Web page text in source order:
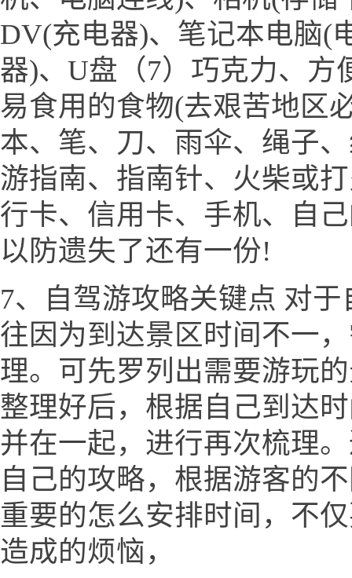
DV(充电器)、笔记本电脑(
器)、U盘（7）巧克力、方
易食用的食物(去艰苦地区
本、笔、刀、雨伞、绳子
游指南、指南针、火柴或
行卡、信用卡、手机、自
以防遗失了还有一份!
7、自驾游攻略关键点 对
往因为到达景区时间不一
理。可先罗列出需要游玩
整理好后，根据自己到达
并在一起，进行再次梳理
自己的攻略，根据游客的
重要的怎么安排时间，不
造成的烦恼，